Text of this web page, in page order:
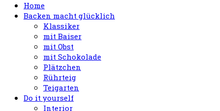
Home
Backen macht glücklich
Klassiker
mit Baiser
mit Obst
mit Schokolade
Plätzchen
Rührteig
Teigarten
Do it yourself
Interior